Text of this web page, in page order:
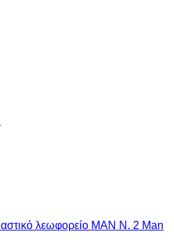
αστικό λεωφορείο MAN N. 2 Man